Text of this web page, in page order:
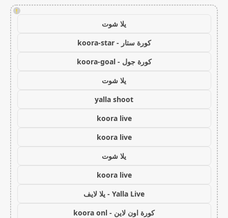
!
يلا شوت
كورة ستار - koora-star
كورة جول - koora-goal
يلا شوت
yalla shoot
koora live
koora live
يلا شوت
koora live
Yalla Live - يلا لايف
كورة اون لاين - koora onl